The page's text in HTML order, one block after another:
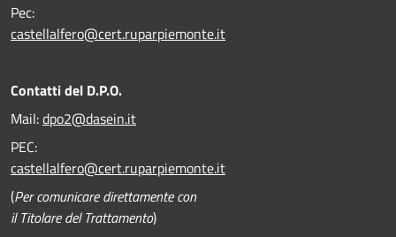
Pec:
castellalfero@cert.ruparpiemonte.it
Contatti del D.P.O.
Mail:dpo2@dasein.it
PEC:
castellalfero@cert.ruparpiemonte.it
(Per comunicare direttamente con
il Titolare del Trattamento)